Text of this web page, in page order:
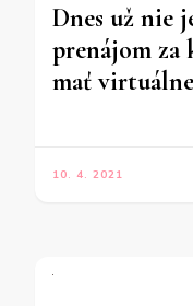
Dnes už nie
prenájom za
mať
10. 4. 2021